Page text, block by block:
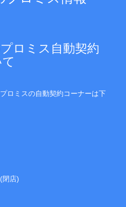
ロミス自動契約
ロミスの自動契約コーナーは下
閉店)